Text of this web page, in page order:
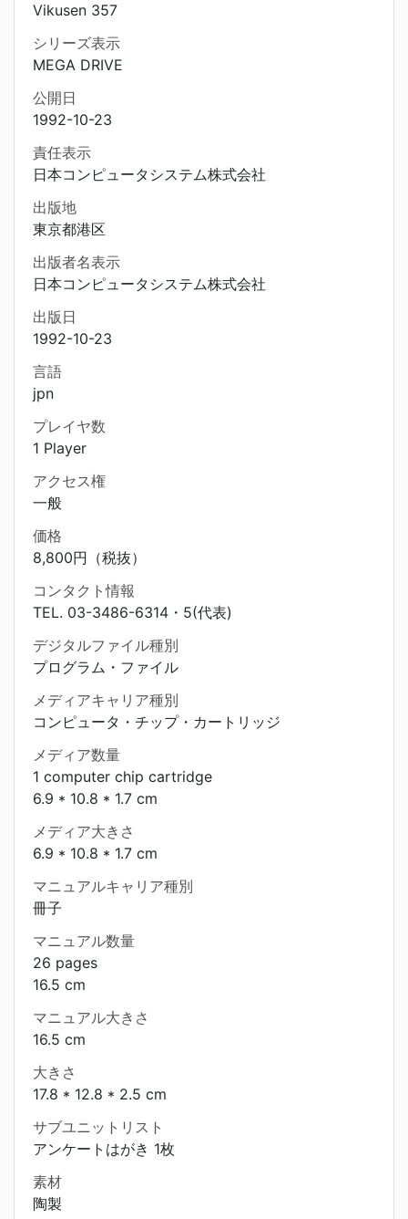
Vikusen 357
シリーズ表示
MEGA DRIVE
公開日
1992-10-23
責任表示
日本コンピュータシステム株式会社
出版地
東京都港区
出版者名表示
日本コンピュータシステム株式会社
出版日
1992-10-23
言語
jpn
プレイヤ数
1 Player
アクセス権
一般
価格
8,800円（税抜）
コンタクト情報
TEL. 03-3486-6314・5(代表)
デジタルファイル種別
プログラム・ファイル
メディアキャリア種別
コンピュータ・チップ・カートリッジ
メディア数量
1 computer chip cartridge
6.9 * 10.8 * 1.7 cm
メディア大きさ
6.9 * 10.8 * 1.7 cm
マニュアルキャリア種別
冊子
マニュアル数量
26 pages
16.5 cm
マニュアル大きさ
16.5 cm
大きさ
17.8 * 12.8 * 2.5 cm
サブユニットリスト
アンケートはがき 1枚
素材
陶製